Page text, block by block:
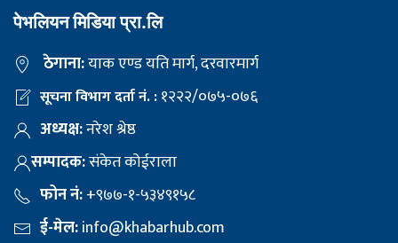
पेभलियन मिडिया प्रा.लि
ठेगाना:याक एण्ड यति मार्ग, दरवारमार्ग
सूचना विभाग दर्ता नं. :१२२२/०७५-०७६
अध्यक्ष:नरेश श्रेष्ठ
सम्पादक:संकेत कोईराला
फोन नं:+९७७-१-५३४९१५८
ई-मेल:info@khabarhub.com